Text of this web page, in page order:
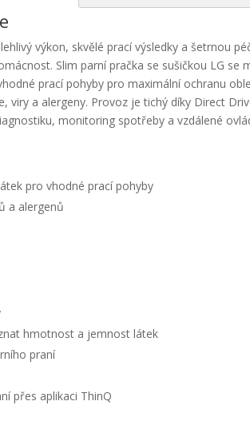
výkon, skvělé prací výsledky a šetrnou
Slim parní pračka se sušičkou LG se
prací pohyby pro maximální ochranu
viry a alergeny. Provoz je tichý díky Direct
monitoring spotřeby a vzdálené
pro vhodné prací pohyby
a alergenů
hmotnost a jemnost látek
praní
přes aplikaci ThinQ